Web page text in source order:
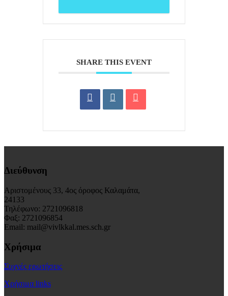
SHARE THIS EVENT
Διεύθυνση
Αριστομένους 33, 4ος όροφος Καλαμάτα,
24133
Τηλέφωνο: 2721096818
Φαξ: 2721096854
Email: mail@vivlkkal.mes.sch.gr
Χρήσιμα
Συχνές ερωτήσεις
Χρήσιμα links